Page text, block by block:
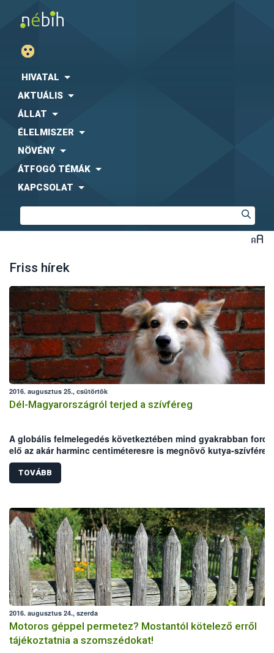
HIVATAL
AKTUÁLIS
ÁLLAT
ÉLELMISZER
NÖVÉNY
ÁTFOGÓ TÉMÁK
KAPCSOLAT
Friss hírek
2016. augusztus 25., csütörtök
Dél-Magyarországról terjed a szívféreg
A globális felmelegedés következtében mind gyakrabban
elő az akár harminc centiméteresre is megnövő kutya-szívféreg
Magyarországon. A NÉBIH Állategészségügyi és Diagnosztikai
Igazgatóságának telephelyein 15 év laborvizsgálati
összesítették: magas átlaghőmérséklete miatt az Alföld a
TOVÁBB
2016. augusztus 24., szerda
Motoros géppel permetez? Mostantól kötelező erről
tájékoztatnia a szomszédokat!